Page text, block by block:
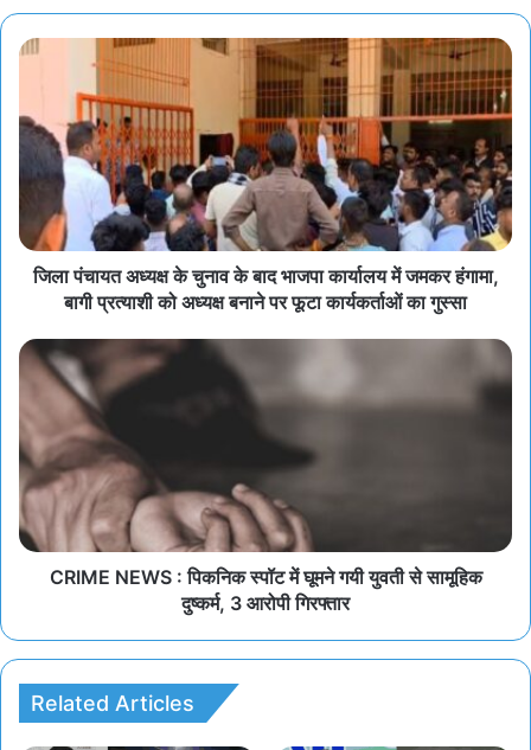
जिला पंचायत अध्यक्ष के चुनाव के बाद भाजपा कार्यालय में जमकर हंगामा,
बागी प्रत्याशी को अध्यक्ष बनाने पर फूटा कार्यकर्ताओं का गुस्सा
CRIME NEWS : पिकनिक स्पॉट में घूमने गयी युवती से सामूहिक
दुष्कर्म, 3 आरोपी गिरफ्तार
Related Articles